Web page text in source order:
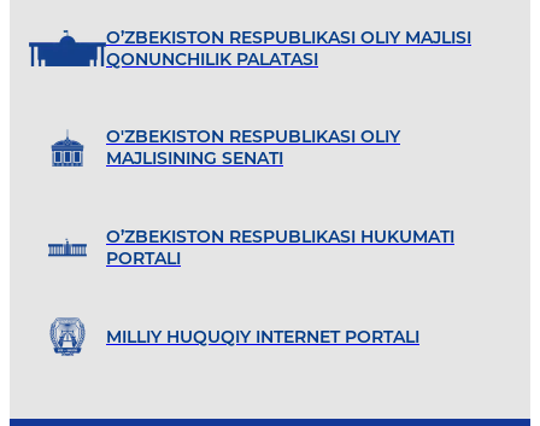
O’ZBEKISTON RESPUBLIKASI OLIY MAJLISI
QONUNCHILIK PALATASI
O'ZBEKISTON RESPUBLIKASI OLIY
MAJLISINING SENATI
O’ZBEKISTON RESPUBLIKASI HUKUMATI
PORTALI
MILLIY HUQUQIY INTERNET PORTALI